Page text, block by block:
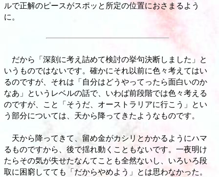
ルで正解のピースがスポッと所定の位置におさまるよう
に。
だから「深刻に考え詰めて検討の挙句決断しました」と
いうものではないです。確かにそれ以前に色々考えてはい
るのですが、それは「自分はどうやってったら面白いのか
なあ」というレベルの話で、いわば前段階では色々考える
のですが、こと「そうだ、オーストラリアに行こう」とい
う部分については、天から降ってきたようなものです。
天から降ってきて、留め金がカシリとかかるようにハマ
るものですから、後で揺れ動くこともないです。一夜明け
たらその気が失せたなんてことも全然ないし、いろいろ段
取に困窮してても「だからやめよう」とは思わなかった。